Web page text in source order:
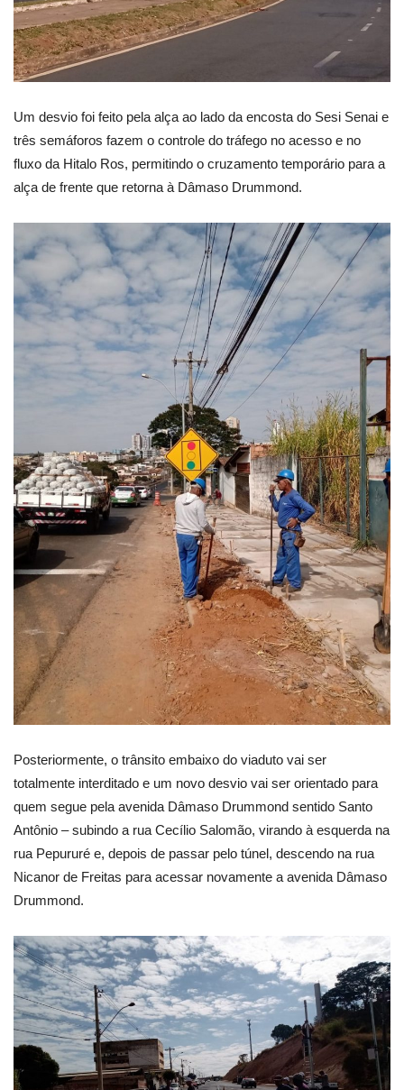
Um desvio foi feito pela alça ao lado da encosta do Sesi Senai e
três semáforos fazem o controle do tráfego no acesso e no
fluxo da Hitalo Ros, permitindo o cruzamento temporário para a
alça de frente que retorna à Dâmaso Drummond.
Posteriormente, o trânsito embaixo do viaduto vai ser
totalmente interditado e um novo desvio vai ser orientado para
quem segue pela avenida Dâmaso Drummond sentido Santo
Antônio – subindo a rua Cecílio Salomão, virando à esquerda na
rua Pepururé e, depois de passar pelo túnel, descendo na rua
Nicanor de Freitas para acessar novamente a avenida Dâmaso
Drummond.